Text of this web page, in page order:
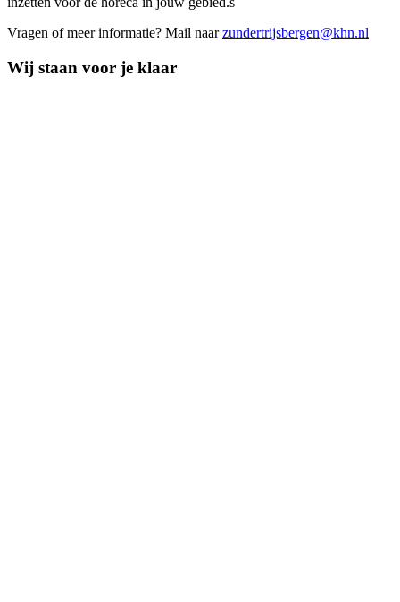
Vragen of meer informatie? Mail naarzundertrijsbergen@khn.nl
Wij staan voor je klaar